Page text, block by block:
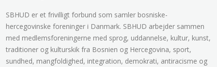
SBHUD er et frivilligt forbund som samler bosniske-
hercegovinske foreninger i Danmark. SBHUD arbejder sammen
med medlemsforeningerne med sprog, uddannelse, kultur, kunst,
traditioner og kulturskik fra Bosnien og Hercegovina, sport,
sundhed, mangfoldighed, integration, demokrati, antiracisme og